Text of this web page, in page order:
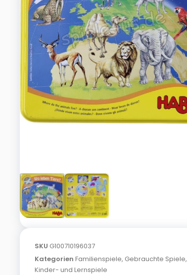
SKU G100710196037
Kategorien Familienspiele, Gebrauchte Spiele,
Kinder- und Lernspiele